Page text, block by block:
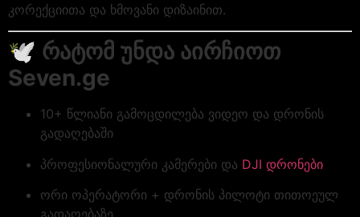
კორექციითა და ხმოვანი დიზაინით.
🕊️ რატომ უნდა აირჩიოთ
Seven.ge
10+ წლიანი გამოცდილება ვიდეო და დრონის
გადაღებაში
პროფესიონალური კამერები და DJI დრონები
ორი ოპერატორი + დრონის პილოტი თითოეულ
გადაღებაზე